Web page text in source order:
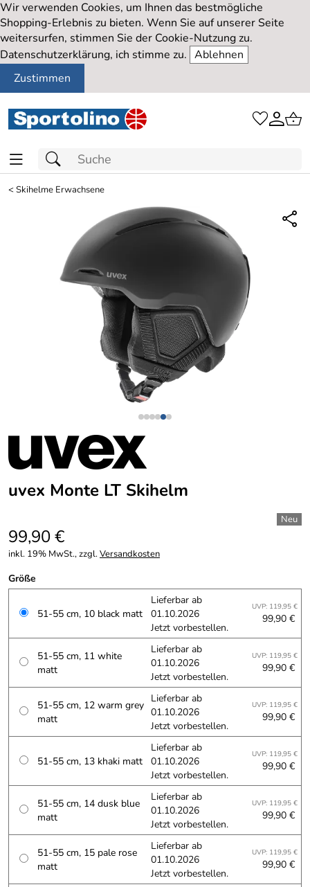
Wir verwenden Cookies, um Ihnen das bestmögliche
Shopping-Erlebnis zu bieten. Wenn Sie auf unserer Seite
weitersurfen, stimmen Sie der Cookie-Nutzung zu.
Datenschutzerklärung, ich stimme zu. Ablehnen
Zustimmen
<Skihelme Erwachsene
uvex Monte LT Skihelm
99,90 €
inkl. 19% MwSt., zzgl.Versandkosten
Größe
51-55 cm, 10 black matt
Lieferbar ab
01.10.2026
Jetzt vorbestellen.
UVP: 119,95 €
99,90 €
51-55 cm, 11 white
matt
Lieferbar ab
01.10.2026
Jetzt vorbestellen.
UVP: 119,95 €
99,90 €
51-55 cm, 12 warm grey
matt
Lieferbar ab
01.10.2026
Jetzt vorbestellen.
UVP: 119,95 €
99,90 €
51-55 cm, 13 khaki matt
Lieferbar ab
01.10.2026
Jetzt vorbestellen.
UVP: 119,95 €
99,90 €
51-55 cm, 14 dusk blue
matt
Lieferbar ab
01.10.2026
Jetzt vorbestellen.
UVP: 119,95 €
99,90 €
51-55 cm, 15 pale rose
matt
Lieferbar ab
01.10.2026
Jetzt vorbestellen.
UVP: 119,95 €
99,90 €